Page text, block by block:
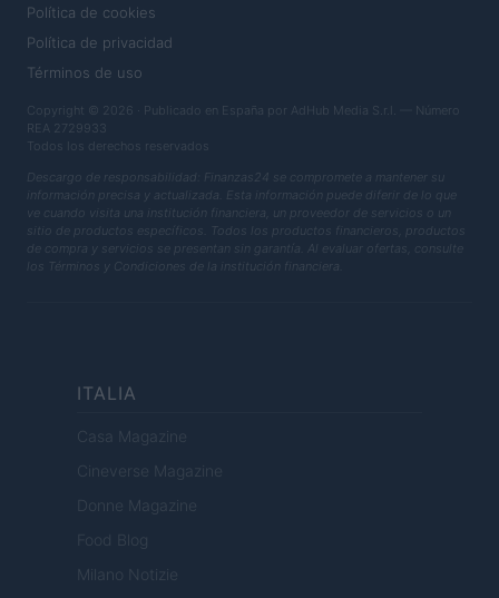
Política de cookies
Política de privacidad
Términos de uso
Copyright © 2026 · Publicado en España por AdHub Media S.r.l. — Número
REA 2729933
Todos los derechos reservados
Descargo de responsabilidad: Finanzas24 se compromete a mantener su
información precisa y actualizada. Esta información puede diferir de lo que
ve cuando visita una institución financiera, un proveedor de servicios o un
sitio de productos específicos. Todos los productos financieros, productos
de compra y servicios se presentan sin garantía. Al evaluar ofertas, consulte
los Términos y Condiciones de la institución financiera.
ITALIA
Casa Magazine
Cineverse Magazine
Donne Magazine
Food Blog
Milano Notizie